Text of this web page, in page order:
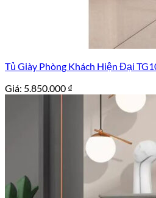
Tủ Giày Phòng Khách Hiện Đại
Giá: 5.850.000 ₫